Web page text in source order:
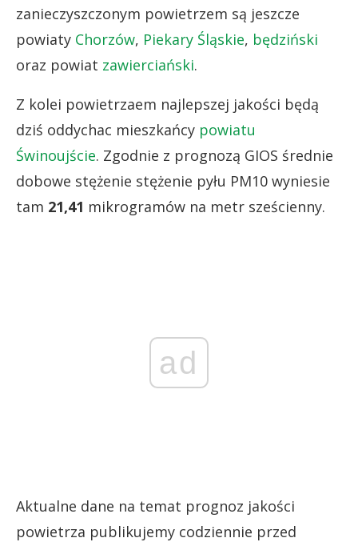
zanieczyszczonym powietrzem są jeszcze
powiaty Chorzów, Piekary Śląskie, będziński
oraz powiat zawierciański.
Z kolei powietrzaem najlepszej jakości będą
dziś oddychac mieszkańcy powiatu
Świnoujście. Zgodnie z prognozą GIOS średnie
dobowe stężenie stężenie pyłu PM10 wyniesie
tam 21,41 mikrogramów na metr sześcienny.
ad
Aktualne dane na temat prognoz jakości
powietrza publikujemy codziennie przed